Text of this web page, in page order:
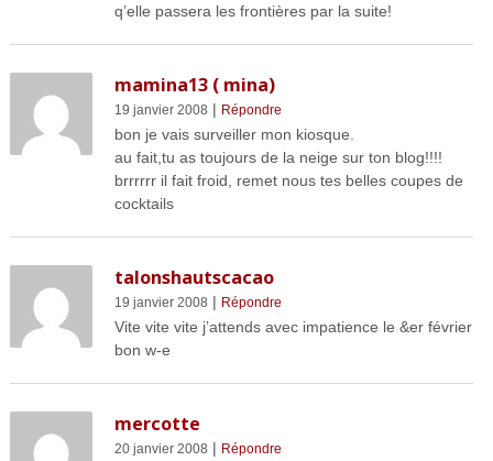
q’elle passera les frontières par la suite!
mamina13 ( mina)
19 janvier 2008 | Répondre
bon je vais surveiller mon kiosque.
au fait,tu as toujours de la neige sur ton blog!!!!
brrrrrr il fait froid, remet nous tes belles coupes de
cocktails
talonshautscacao
19 janvier 2008 | Répondre
Vite vite vite j’attends avec impatience le &er février
bon w-e
mercotte
20 janvier 2008 | Répondre